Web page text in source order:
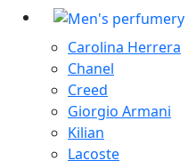
Carolina Herrera
Chanel
Creed
Giorgio Armani
Kilian
Lacoste